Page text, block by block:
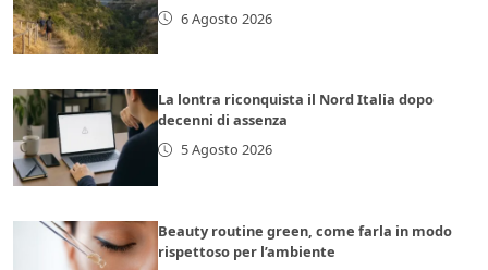
6 Agosto 2026
La lontra riconquista il Nord Italia dopo
decenni di assenza
5 Agosto 2026
Beauty routine green, come farla in modo
rispettoso per l’ambiente